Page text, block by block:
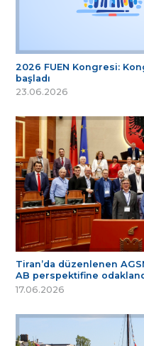
2026 FUEN Kongresi:
başladı
23.06.2026
Tiran’da düzenlenen
AB perspektifine
17.06.2026